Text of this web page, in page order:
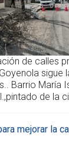
de calles
sigue
Barrio María
de la
mejorar la